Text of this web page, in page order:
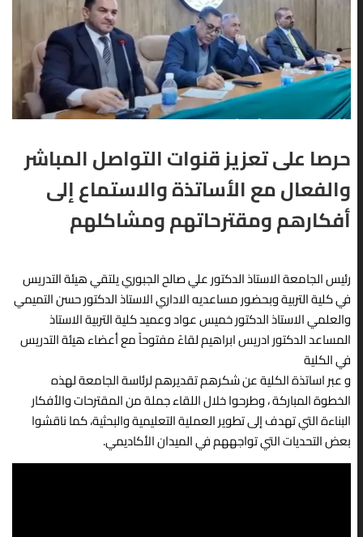
ليكون
تمام
الموافق 2026/5/13، اختبار
صلاحية التدريس للتخصصات
التطبيقية، وذلك ضمن سعي
المركز للارتقاء بالمستوى
العلمي والمهني...
العراقية ورشةً علميةً
«الهوية الاجتماعية
الشباب في ظل
الثقافية»، وذلك يوم
الموافق 2026/5/5،
قدّمتها...
READ MORE
VIEW ALL
حرصا على تعزيز قنوات التواصل المباشر
والفعال مع الأساتذة والاستماع إلى
أفكارهم ومقترحاتهم ومشاكلهم
رئيس الجامعة الاستاذ الدكتور علي صالح الجبوري يلتقي هيئة التدريس
في كلية التربية وبحضور مساعديه الاداري الاستاذ الدكتور حسن التميمي
والعلمي الاستاذ الدكتور خميس عواد وعميد كلية التربية الاستاذ
المساعد الدكتور ادريس ابراهيم لقاءً مفتوحاً مع أعضاء هيئة التدريس
في الكلية
و عبر اساتذة الكلية عن شكرهم تقديرهم لرئاسة الجامعة لهذه
الخطوة المباركة ، وطرحوا خلال اللقاء جملة من المقترحات والأفكار
البناءة التي تهدف إلى تطوير العملية التعليمية والبحثية، كما ناقشوا
بعض التحديات التي تواجههم في الميدان الأكاديمي.